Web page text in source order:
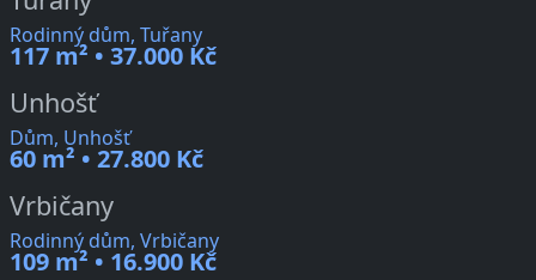
Rodinný dům, Tuřany
117 m² • 37.000 Kč
Unhošť
Dům, Unhošť
60 m² • 27.800 Kč
Vrbičany
Rodinný dům, Vrbičany
109 m² • 16.900 Kč